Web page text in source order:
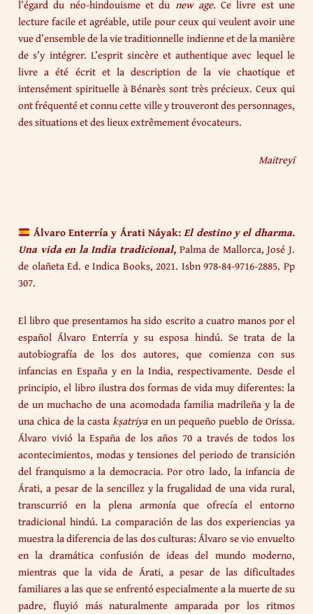
l’égard du néo-hindouisme et du new age. Ce livre est une
lecture facile et agréable, utile pour ceux qui veulent avoir une
vue d’ensemble de la vie traditionnelle indienne et de la manière
de s’y intégrer. L’esprit sincère et authentique avec lequel le
livre a été écrit et la description de la vie chaotique et
intensément spirituelle à Bénarès sont très précieux. Ceux qui
ont fréquenté et connu cette ville y trouveront des personnages,
des situations et des lieux extrêmement évocateurs.
Maitreyī
Álvaro Enterría y Árati Náyak:El destino y el dharma.
Una vida en la India tradicional, Palma de Mallorca, José J.
de olañeta Ed. e Indica Books, 2021. Isbn 978-84-9716-2885. Pp
307.
El libro que presentamos ha sido escrito a cuatro manos por el
español Álvaro Enterría y su esposa hindú. Se trata de la
autobiografía de los dos autores, que comienza con sus
infancias en España y en la India, respectivamente. Desde el
principio, el libro ilustra dos formas de vida muy diferentes: la
de un muchacho de una acomodada familia madrileña y la de
una chica de la castakṣatriyaen un pequeño pueblo de Orissa.
Álvaro vivió la España de los años 70 a través de todos los
acontecimientos, modas y tensiones del periodo de transición
del franquismo a la democracia. Por otro lado, la infancia de
Árati, a pesar de la sencillez y la frugalidad de una vida rural,
transcurrió en la plena armonía que ofrecía el entorno
tradicional hindú. La comparación de las dos experiencias ya
muestra la diferencia de las dos culturas: Álvaro se vio envuelto
en la dramática confusión de ideas del mundo moderno,
mientras que la vida de Árati, a pesar de las dificultades
familiares a las que se enfrentó especialmente a la muerte de su
padre, fluyió más naturalmente amparada por los ritmos